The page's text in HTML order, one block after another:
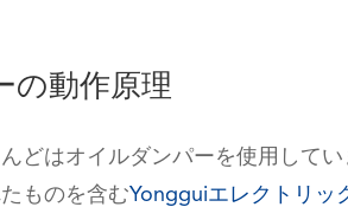
の動作原理
どはオイルダンパーを使用して
ものを含むYongguiエレクトリッ